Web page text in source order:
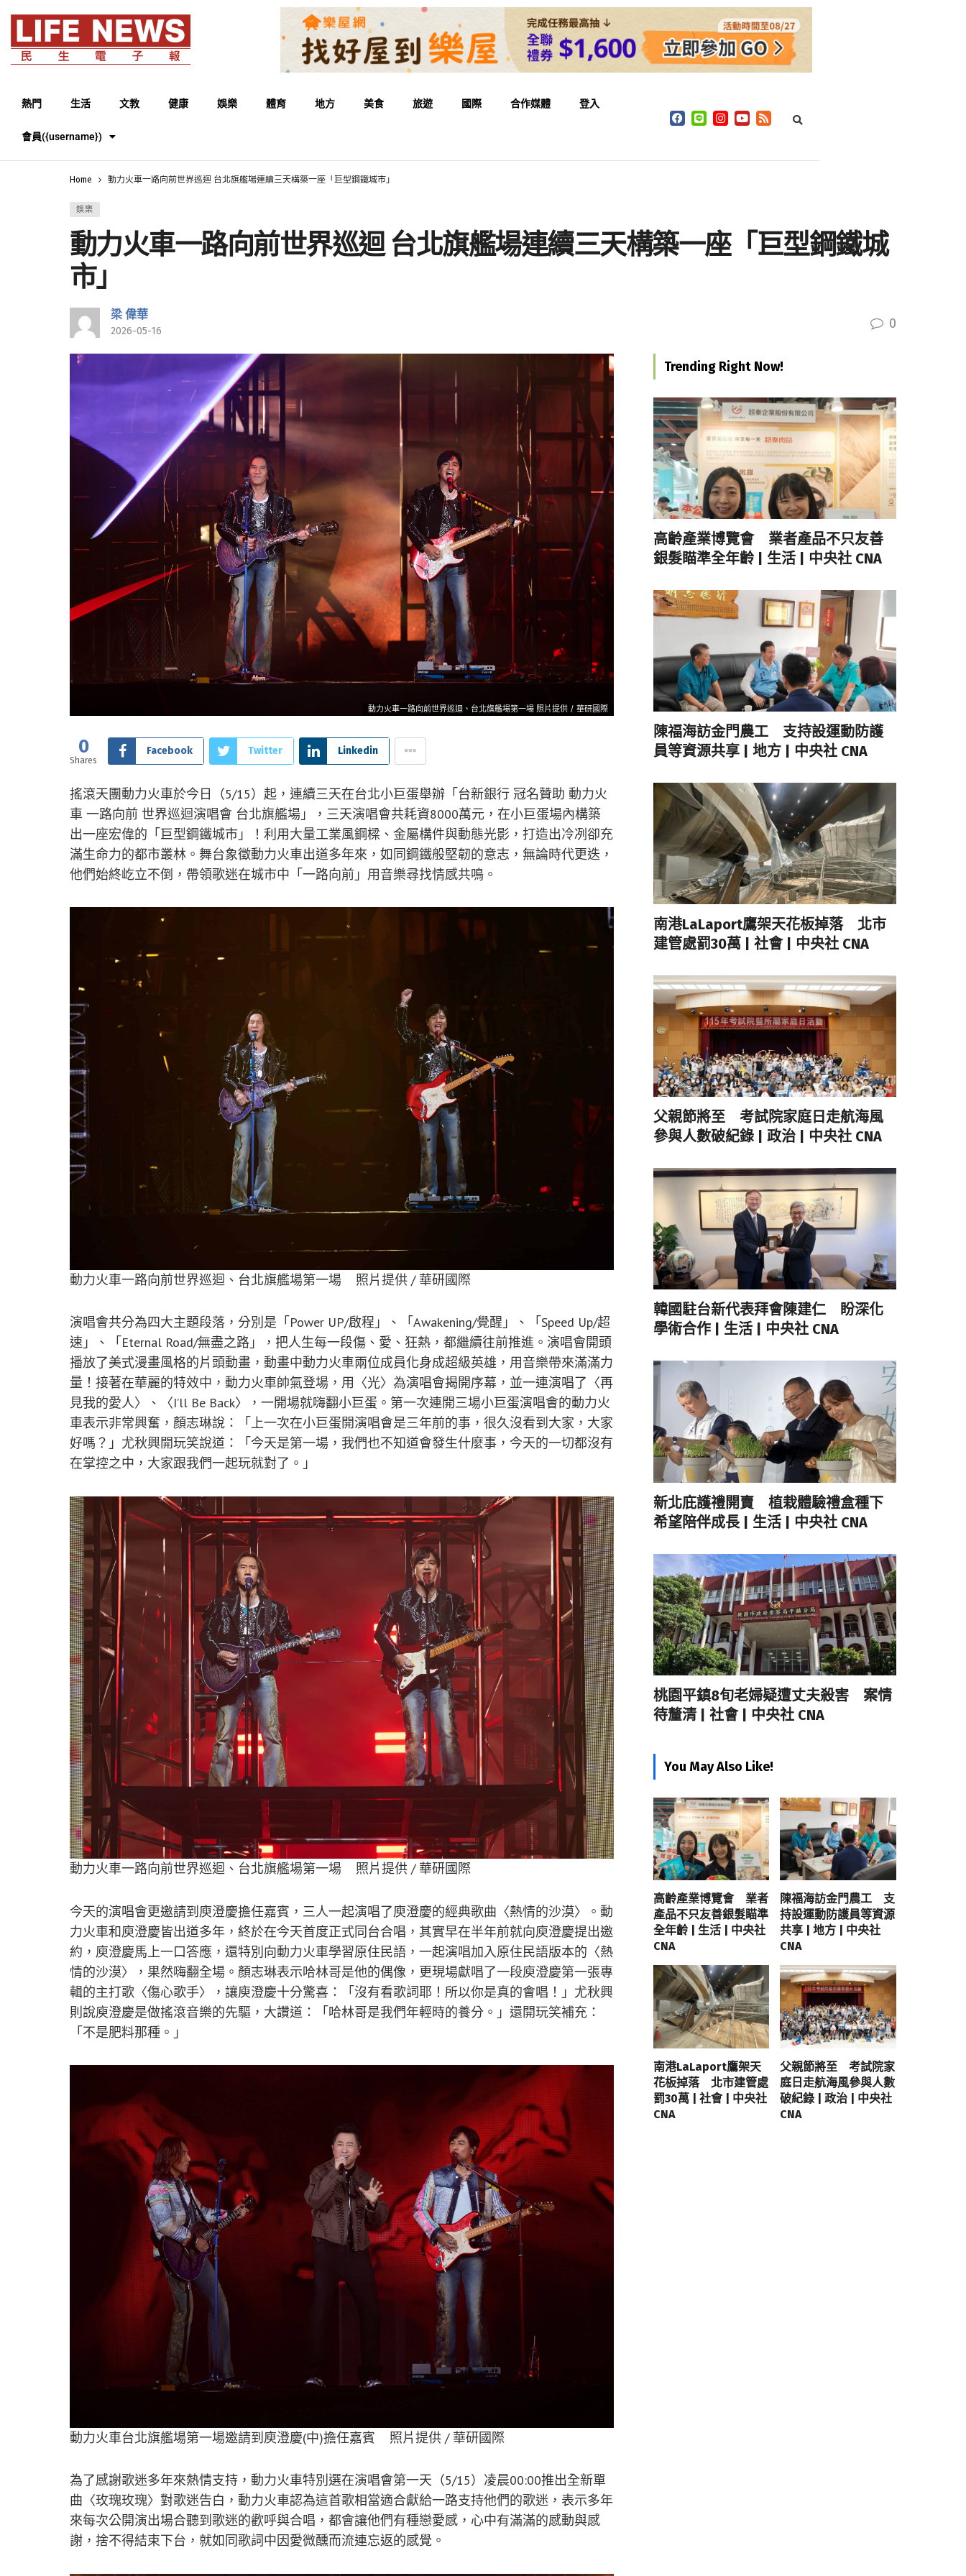
熱門 生活 文教 健康 娛樂 體育 地方 美食 旅遊 國際 合作媒體 登入
會員({username})
Home 動力火車一路向前世界巡迴 台北旗艦場連續三天構築一座「巨型鋼鐵城市」
娛樂
動力火車一路向前世界巡迴 台北旗艦場連續三天構築一座「巨型鋼鐵城
市」
梁 偉華
2026-05-16 0
動力火車一路向前世界巡迴、台北旗艦場第一場 照片提供 / 華研國際
0
Shares
Facebook Twitter Linkedin
搖滾天團動力火車於今日（5/15）起，連續三天在台北小巨蛋舉辦「台新銀行 冠名贊助 動力火
車 一路向前 世界巡迴演唱會 台北旗艦場」，三天演唱會共耗資8000萬元，在小巨蛋場內構築
出一座宏偉的「巨型鋼鐵城市」！利用大量工業風鋼樑、金屬構件與動態光影，打造出冷冽卻充
滿生命力的都市叢林。舞台象徵動力火車出道多年來，如同鋼鐵般堅韌的意志，無論時代更迭，
他們始終屹立不倒，帶領歌迷在城市中「一路向前」用音樂尋找情感共鳴。
動力火車一路向前世界巡迴、台北旗艦場第一場 照片提供 / 華研國際
演唱會共分為四大主題段落，分別是「Power UP/啟程」、「Awakening/覺醒」、「Speed Up/超
速」、「Eternal Road/無盡之路」，把人生每一段傷、愛、狂熱，都繼續往前推進。演唱會開頭
播放了美式漫畫風格的片頭動畫，動畫中動力火車兩位成員化身成超級英雄，用音樂帶來滿滿力
量！接著在華麗的特效中，動力火車帥氣登場，用〈光〉為演唱會揭開序幕，並一連演唱了〈再
見我的愛人〉、〈I’ll Be Back〉，一開場就嗨翻小巨蛋。第一次連開三場小巨蛋演唱會的動力火
車表示非常興奮，顏志琳說：「上一次在小巨蛋開演唱會是三年前的事，很久沒看到大家，大家
好嗎？」尤秋興開玩笑說道：「今天是第一場，我們也不知道會發生什麼事，今天的一切都沒有
在掌控之中，大家跟我們一起玩就對了。」
動力火車一路向前世界巡迴、台北旗艦場第一場 照片提供 / 華研國際
今天的演唱會更邀請到庾澄慶擔任嘉賓，三人一起演唱了庾澄慶的經典歌曲〈熱情的沙漠〉。動
力火車和庾澄慶皆出道多年，終於在今天首度正式同台合唱，其實早在半年前就向庾澄慶提出邀
約，庾澄慶馬上一口答應，還特別向動力火車學習原住民語，一起演唱加入原住民語版本的〈熱
情的沙漠〉，果然嗨翻全場。顏志琳表示哈林哥是他的偶像，更現場獻唱了一段庾澄慶第一張專
輯的主打歌〈傷心歌手〉，讓庾澄慶十分驚喜：「沒有看歌詞耶！所以你是真的會唱！」尤秋興
則說庾澄慶是做搖滾音樂的先驅，大讚道：「哈林哥是我們年輕時的養分。」還開玩笑補充：
「不是肥料那種。」
動力火車台北旗艦場第一場邀請到庾澄慶(中)擔任嘉賓 照片提供 / 華研國際
為了感謝歌迷多年來熱情支持，動力火車特別選在演唱會第一天（5/15）凌晨00:00推出全新單
曲〈玫瑰玫瑰〉對歌迷告白，動力火車認為這首歌相當適合獻給一路支持他們的歌迷，表示多年
來每次公開演出場合聽到歌迷的歡呼與合唱，都會讓他們有種戀愛感，心中有滿滿的感動與感
謝，捨不得結束下台，就如同歌詞中因愛微醺而流連忘返的感覺。
Trending Right Now!
高齡產業博覽會 業者產品不只友善
銀髮瞄準全年齡 | 生活 | 中央社 CNA
陳福海訪金門農工 支持設運動防護
員等資源共享 | 地方 | 中央社 CNA
南港LaLaport鷹架天花板掉落 北市
建管處罰30萬 | 社會 | 中央社 CNA
父親節將至 考試院家庭日走航海風
參與人數破紀錄 | 政治 | 中央社 CNA
韓國駐台新代表拜會陳建仁 盼深化
學術合作 | 生活 | 中央社 CNA
新北庇護禮開賣 植栽體驗禮盒種下
希望陪伴成長 | 生活 | 中央社 CNA
桃園平鎮8旬老婦疑遭丈夫殺害 案情
待釐清 | 社會 | 中央社 CNA
You May Also Like!
高齡產業博覽會 業者
產品不只友善銀髮瞄準
全年齡 | 生活 | 中央社
CNA
陳福海訪金門農工 支
持設運動防護員等資源
共享 | 地方 | 中央社
CNA
南港LaLaport鷹架天
花板掉落 北市建管處
罰30萬 | 社會 | 中央社
CNA
父親節將至 考試院家
庭日走航海風參與人數
破紀錄 | 政治 | 中央社
CNA